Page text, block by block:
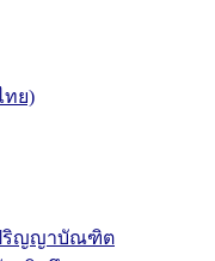
ทย)
ริญญาบัณฑิต